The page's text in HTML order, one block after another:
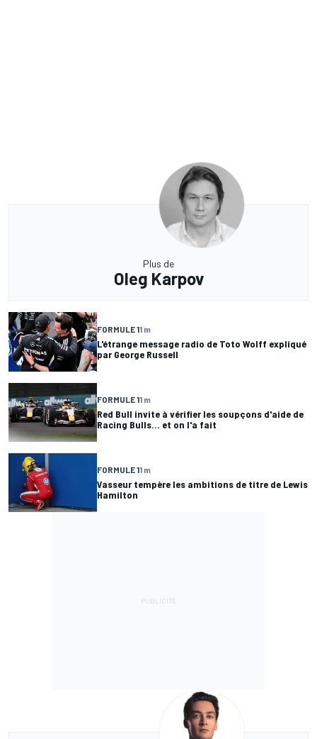
Plus de
Oleg Karpov
FORMULE 11 m
L'étrange message radio de Toto Wolff expliqué
par George Russell
FORMULE 11 m
Red Bull invite à vérifier les soupçons d'aide de
Racing Bulls... et on l'a fait
FORMULE 11 m
Vasseur tempère les ambitions de titre de Lewis
Hamilton